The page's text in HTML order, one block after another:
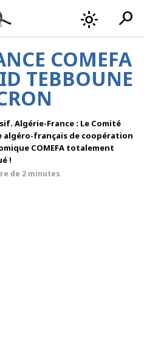
light_mode search
COMEFA
TEBBOUNE
Algérie-France : Le Comité
algéro-français de coopération
COMEFA totalement
!
de 2 minutes